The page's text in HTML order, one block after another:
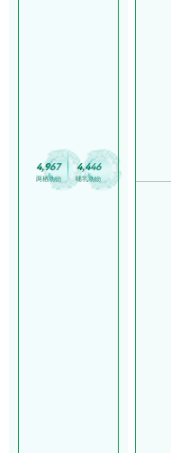
4,967
两栖动物
4,446
哺乳动物